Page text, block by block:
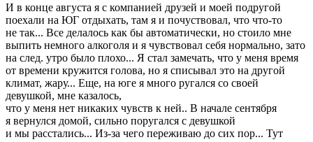
И в конце августа я с компанией друзей и моей подругой
поехали на ЮГ отдыхать, там я и почуствовал, что что-то
не так... Все делалось как бы автоматически, но стоило мне
выпить немного алкоголя и я чувствовал себя нормально, зато
на след. утро было плохо... Я стал замечать, что у меня время
от времени кружится голова, но я списывал это на другой
климат, жару... Еще, на юге я много ругался со своей
девушкой, мне казалось,
что у меня нет никаких чувств к ней.. В начале сентября
я вернулся домой, сильно поругался с девушкой
и мы расстались... Из-за чего переживаю до сих пор... Тут